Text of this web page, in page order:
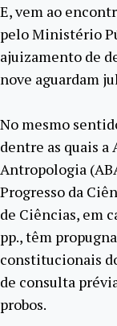
E, vem ao
pelo Ministério
ajuizamento de
nove aguardam
No mesmo
dentre as quais a
Antropologia
Progresso da
de Ciências, em
pp., têm
constitucionais
de consulta
probos.